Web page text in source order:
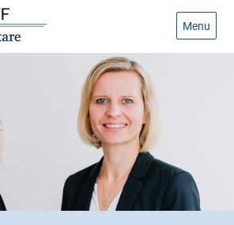
Menu